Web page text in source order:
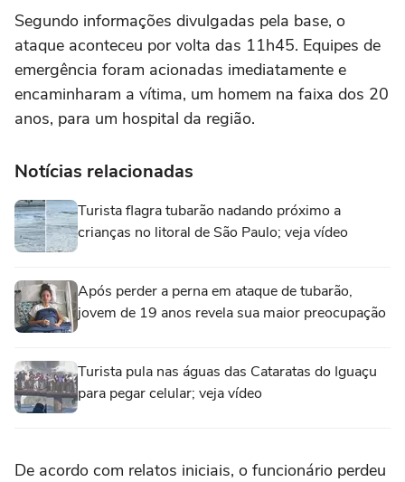
Segundo informações divulgadas pela base, o
ataque aconteceu por volta das 11h45. Equipes de
emergência foram acionadas imediatamente e
encaminharam a vítima, um homem na faixa dos 20
anos, para um hospital da região.
Notícias relacionadas
Turista flagra tubarão nadando próximo a
crianças no litoral de São Paulo; veja vídeo
Após perder a perna em ataque de tubarão,
jovem de 19 anos revela sua maior preocupação
Turista pula nas águas das Cataratas do Iguaçu
para pegar celular; veja vídeo
De acordo com relatos iniciais, o funcionário perdeu